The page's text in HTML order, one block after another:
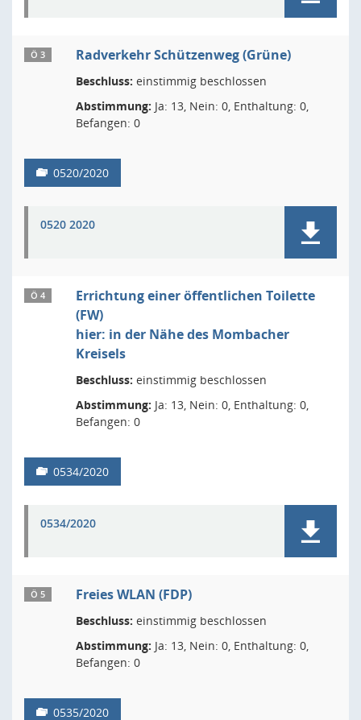
Ö 3 Radverkehr Schützenweg (Grüne)
Beschluss: einstimmig beschlossen
Abstimmung: Ja: 13, Nein: 0, Enthaltung: 0,
Befangen: 0
0520/2020
0520 2020
Ö 4
Errichtung einer öffentlichen Toilette
(FW)
hier: in der Nähe des Mombacher
Kreisels
Beschluss: einstimmig beschlossen
Abstimmung: Ja: 13, Nein: 0, Enthaltung: 0,
Befangen: 0
0534/2020
0534/2020
Ö 5 Freies WLAN (FDP)
Beschluss: einstimmig beschlossen
Abstimmung: Ja: 13, Nein: 0, Enthaltung: 0,
Befangen: 0
0535/2020